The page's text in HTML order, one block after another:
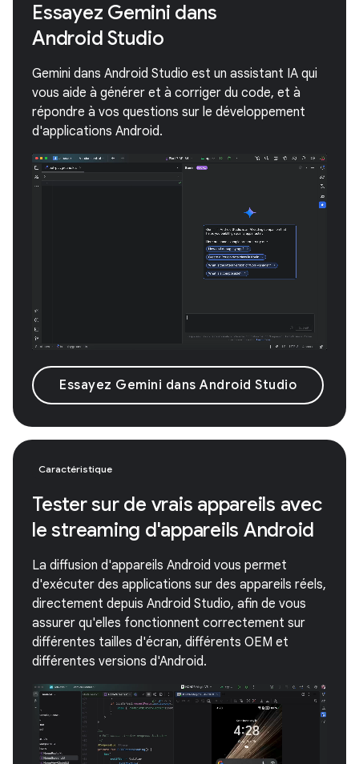
Essayez Gemini dans
Android Studio
Gemini dans Android Studio est un assistant IA qui
vous aide à générer et à corriger du code, et à
répondre à vos questions sur le développement
d'applications Android.
Essayez Gemini dans Android Studio
Caractéristique
Tester sur de vrais appareils avec
le streaming d'appareils Android
La diffusion d'appareils Android vous permet
d'exécuter des applications sur des appareils réels,
directement depuis Android Studio, afin de vous
assurer qu'elles fonctionnent correctement sur
différentes tailles d'écran, différents OEM et
différentes versions d'Android.